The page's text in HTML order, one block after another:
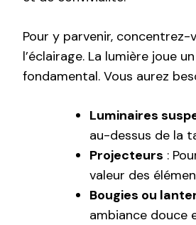
Pour y parvenir, concentrez-
l’éclairage. La lumière joue
fondamental. Vous aurez
Luminaires
au-dessus de la
Projecteurs :
valeur des
Bougies ou
ambiance douce